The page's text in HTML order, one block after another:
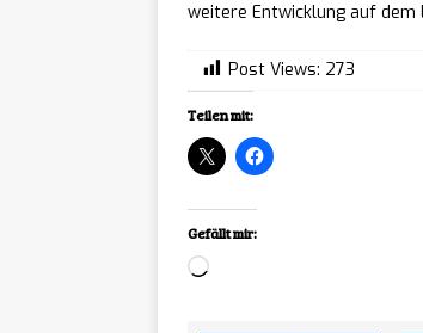
weitere Entwicklung auf dem
Post Views: 273
Teilen mit:
Gefällt mir:
Loading…